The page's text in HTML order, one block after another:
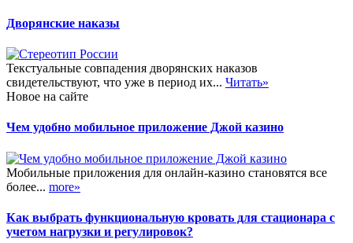
Дворянские наказы
Текстуальные совпадения дворянских наказов
свидетельствуют, что уже в период их... Читать»
Новое на сайте
Чем удобно мобильное приложение Джой казино
Мобильные приложения для онлайн-казино становятся все
более... more»
Как выбрать функциональную кровать для стационара с
учетом нагрузки и регулировок?